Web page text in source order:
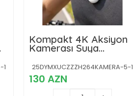
1
Kompakt 4K Aksiyon
Kamerası Suya
Dayanıklı WiFi ve 120°
Geniş Açı
25DYMXUCZZZH264KAMERA-5-1
130 AZN